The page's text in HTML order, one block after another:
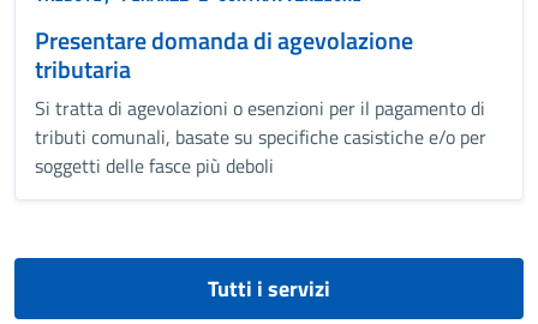
Presentare domanda di agevolazione
tributaria
Si tratta di agevolazioni o esenzioni per il pagamento di
tributi comunali, basate su specifiche casistiche e/o per
soggetti delle fasce più deboli
Tutti i servizi